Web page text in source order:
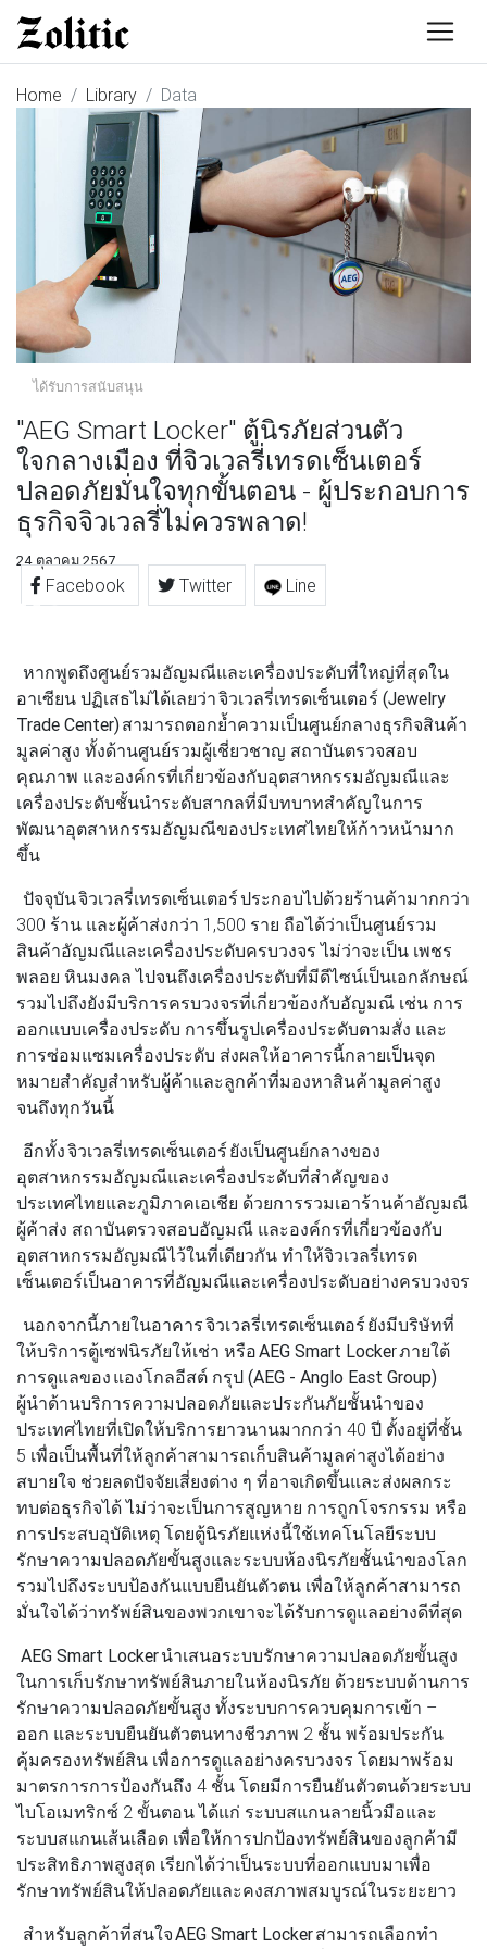
Home Library Data
ได้รับการสนับสนุน
"AEG Smart Locker" ตู้นิรภัยส่วนตัว
ใจกลางเมือง ที่จิวเวลรี่เทรดเซ็นเตอร์
ปลอดภัยมั่นใจทุกขั้นตอน - ผู้ประกอบการ
ธุรกิจจิวเวลรี่ไม่ควรพลาด!
24 ตุลาคม 2567
Facebook Twitter Line
หากพูดถึงศูนย์รวมอัญมณีและเครื่องประดับที่ใหญ่ที่สุดใน
อาเซียน ปฏิเสธไม่ได้เลยว่าจิวเวลรี่เทรดเซ็นเตอร์ (Jewelry
Trade Center)สามารถตอกย้ำความเป็นศูนย์กลางธุรกิจสินค้า
มูลค่าสูง ทั้งด้านศูนย์รวมผู้เชี่ยวชาญ สถาบันตรวจสอบ
คุณภาพ และองค์กรที่เกี่ยวข้องกับอุตสาหกรรมอัญมณีและ
เครื่องประดับชั้นนำระดับสากลที่มีบทบาทสำคัญในการ
พัฒนาอุตสาหกรรมอัญมณีของประเทศไทยให้ก้าวหน้ามาก
ขึ้น
ปัจจุบัน จิวเวลรี่เทรดเซ็นเตอร์ ประกอบไปด้วยร้านค้ามากกว่า
300 ร้าน และผู้ค้าส่งกว่า 1,500 ราย ถือได้ว่าเป็นศูนย์รวม
สินค้าอัญมณีและเครื่องประดับครบวงจร ไม่ว่าจะเป็น เพชร
พลอย หินมงคล ไปจนถึงเครื่องประดับที่มีดีไซน์เป็นเอกลักษณ์
รวมไปถึงยังมีบริการครบวงจรที่เกี่ยวข้องกับอัญมณี เช่น การ
ออกแบบเครื่องประดับ การขึ้นรูปเครื่องประดับตามสั่ง และ
การซ่อมแซมเครื่องประดับ ส่งผลให้อาคารนี้กลายเป็นจุด
หมายสำคัญสำหรับผู้ค้าและลูกค้าที่มองหาสินค้ามูลค่าสูง
จนถึงทุกวันนี้
อีกทั้งจิวเวลรี่เทรดเซ็นเตอร์ ยังเป็นศูนย์กลางของ
อุตสาหกรรมอัญมณีและเครื่องประดับที่สำคัญของ
ประเทศไทยและภูมิภาคเอเชีย ด้วยการรวมเอาร้านค้าอัญมณี
ผู้ค้าส่ง สถาบันตรวจสอบอัญมณี และองค์กรที่เกี่ยวข้องกับ
อุตสาหกรรมอัญมณีไว้ในที่เดียวกัน ทำให้จิวเวลรี่เทรด
เซ็นเตอร์เป็นอาคารที่อัญมณีและเครื่องประดับอย่างครบวงจร
นอกจากนี้ภายในอาคารจิวเวลรี่เทรดเซ็นเตอร์ ยังมีบริษัทที่
ให้บริการตู้เซฟนิรภัยให้เช่า หรือAEG Smart Locker ภายใต้
การดูแลของ แองโกลอีสต์ กรุป (AEG - Anglo East Group)
ผู้นำด้านบริการความปลอดภัยและประกันภัยชั้นนำของ
ประเทศไทยที่เปิดให้บริการยาวนานมากกว่า 40 ปี ตั้งอยู่ที่ชั้น
5 เพื่อเป็นพื้นที่ให้ลูกค้าสามารถเก็บสินค้ามูลค่าสูงได้อย่าง
สบายใจ ช่วยลดปัจจัยเสี่ยงต่าง ๆ ที่อาจเกิดขึ้นและส่งผลกระ
ทบต่อธุรกิจได้ ไม่ว่าจะเป็นการสูญหาย การถูกโจรกรรม หรือ
การประสบอุบัติเหตุ โดยตู้นิรภัยแห่งนี้ใช้เทคโนโลยีระบบ
รักษาความปลอดภัยขั้นสูงและระบบห้องนิรภัยชั้นนำของโลก
รวมไปถึงระบบป้องกันแบบยืนยันตัวตน เพื่อให้ลูกค้าสามารถ
มั่นใจได้ว่าทรัพย์สินของพวกเขาจะได้รับการดูแลอย่างดีที่สุด
AEG Smart Lockerนำเสนอระบบรักษาความปลอดภัยขั้นสูง
ในการเก็บรักษาทรัพย์สินภายในห้องนิรภัย ด้วยระบบด้านการ
รักษาความปลอดภัยขั้นสูง ทั้งระบบการควบคุมการเข้า –
ออก และระบบยืนยันตัวตนทางชีวภาพ 2 ชั้น พร้อมประกัน
คุ้มครองทรัพย์สิน เพื่อการดูแลอย่างครบวงจร โดยมาพร้อม
มาตรการการป้องกันถึง 4 ชั้น โดยมีการยืนยันตัวตนด้วยระบบ
ไบโอเมทริกซ์ 2 ขั้นตอน ได้แก่ ระบบสแกนลายนิ้วมือและ
ระบบสแกนเส้นเลือด เพื่อให้การปกป้องทรัพย์สินของลูกค้ามี
ประสิทธิภาพสูงสุด เรียกได้ว่าเป็นระบบที่ออกแบบมาเพื่อ
รักษาทรัพย์สินให้ปลอดภัยและคงสภาพสมบูรณ์ในระยะยาว
สำหรับลูกค้าที่สนใจAEG Smart Lockerสามารถเลือกทำ